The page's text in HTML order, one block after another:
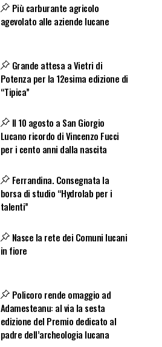
Più carburante agricolo
agevolato alle aziende lucane
Grande attesa a Vietri di
Potenza per la 12esima edizione di
“Tipica”
Il 10 agosto a San Giorgio
Lucano ricordo di Vincenzo Fucci
per i cento anni dalla nascita
Ferrandina. Consegnata la
borsa di studio “Hydrolab per i
talenti”
Nasce la rete dei Comuni lucani
in fiore
Policoro rende omaggio ad
Adamesteanu: al via la sesta
edizione del Premio dedicato al
padre dell’archeologia lucana